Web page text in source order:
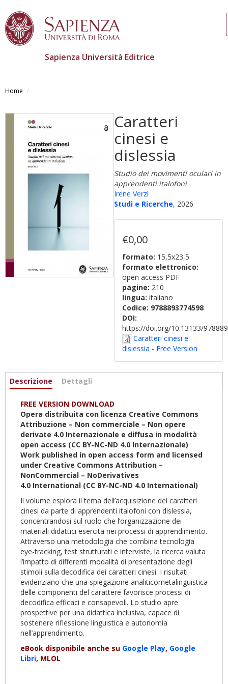
contenuto
Sapienza Università Editrice
Home
Caratteri
cinesi e
dislessia
Studio dei movimenti oculari in
apprendenti italofoni
Irene Verzì
Studi e Ricerche, 2026
€0,00
formato: 15,5x23,5
formato elettronico:
open access PDF
pagine: 210
lingua: italiano
Codice: 9788893774598
DOI:
https://doi.org/10.13133/
Caratteri cinesi e
dislessia - Free Version
Informazioni
Descrizione (scheda
Dettagli
FREE VERSION DOWNLOAD
Opera distribuita con licenza Creative Commons
Attribuzione – Non commerciale – Non opere
derivate 4.0 Internazionale e diffusa in modalità
open access (CC BY-NC-ND 4.0 Internazionale)
Work published in open access form and licensed
under Creative Commons Attribution –
NonCommercial – NoDerivatives
4.0 International (CC BY-NC-ND 4.0 International)
Il volume esplora il tema dell’acquisizione dei caratteri
cinesi da parte di apprendenti italofoni con dislessia,
concentrandosi sul ruolo che l’organizzazione dei
materiali didattici esercita nei processi di apprendimento.
Attraverso una metodologia che combina tecnologia
eye-tracking, test strutturati e interviste, la ricerca valuta
l’impatto di differenti modalità di presentazione degli
stimoli sulla decodifica dei caratteri cinesi. I risultati
evidenziano che una spiegazione analiticometalinguistica
delle componenti del carattere favorisce processi di
decodifica efficaci e consapevoli. Lo studio apre
prospettive per una didattica inclusiva, capace di
sostenere riflessione linguistica e autonomia
nell’apprendimento.
eBook disponibile anche su Google Play, Google
Libri, MLOL